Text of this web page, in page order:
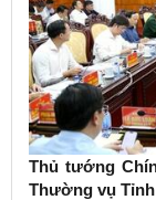
Thủ tướng
Thường vụ